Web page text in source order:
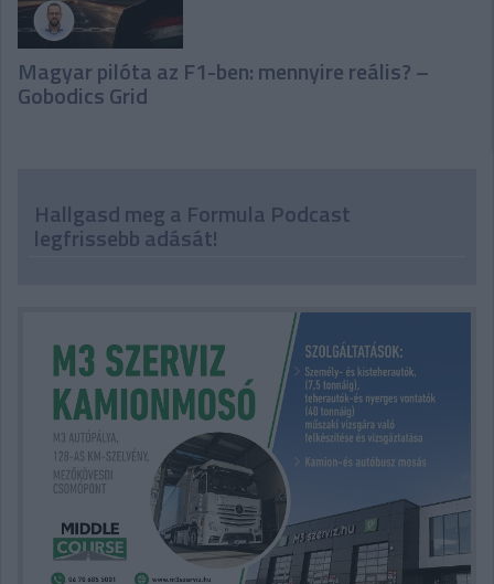
Magyar pilóta az F1-ben: mennyire reális? –
Gobodics Grid
Hallgasd meg a Formula Podcast
legfrissebb adását!